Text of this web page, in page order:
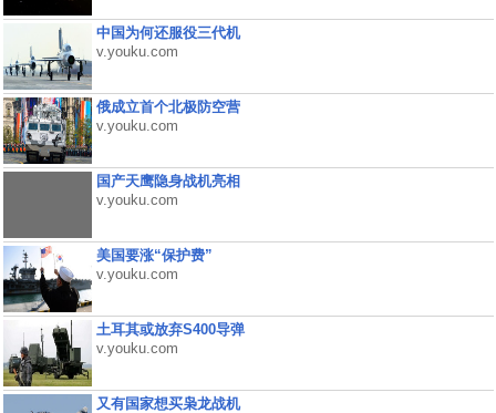
中国为何还服役三代机
v.youku.com
俄成立首个北极防空营
v.youku.com
国产天鹰隐身战机亮相
v.youku.com
美国要涨“保护费”
v.youku.com
土耳其或放弃S400导弹
v.youku.com
又有国家想买枭龙战机